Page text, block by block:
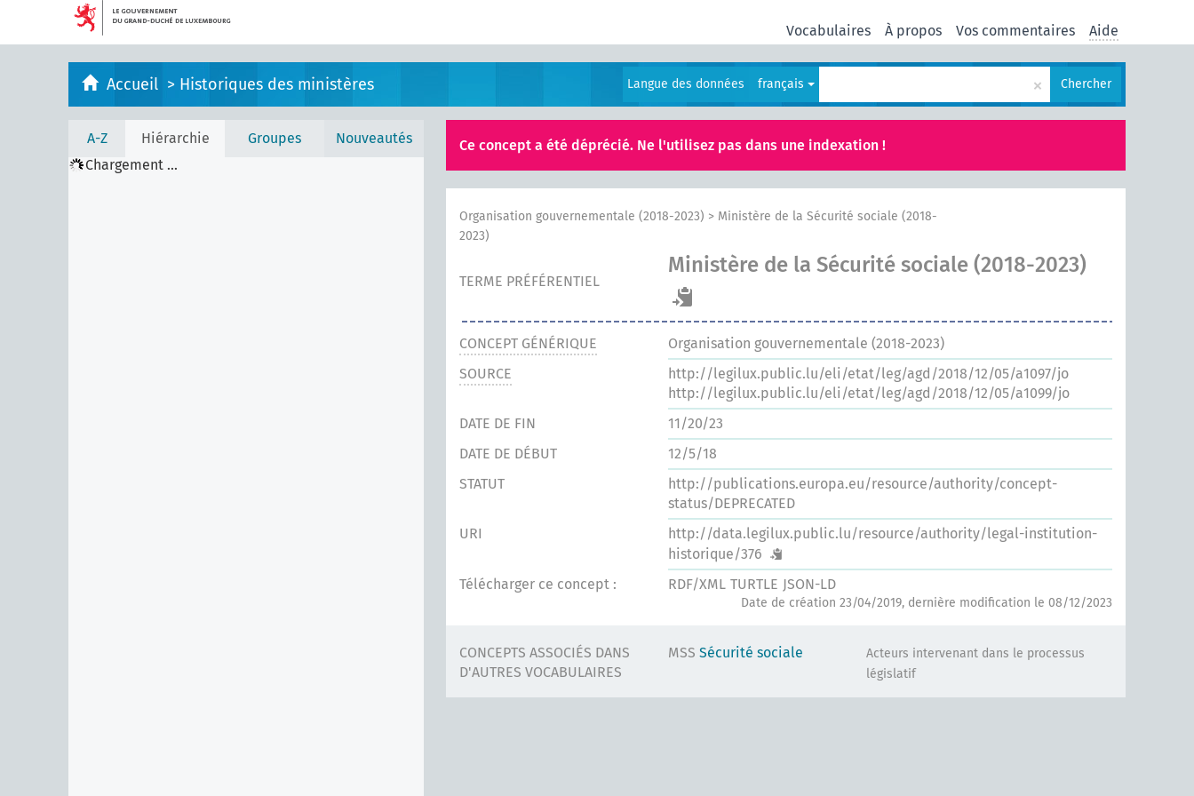
Vocabulaires À propos Vos commentaires Aide
Accueil > Historiques des ministères Langue des données français × Chercher
A-Z Hiérarchie Groupes
Nouveautés
Chargement ...
Ce concept a été déprécié. Ne l'utilisez pas dans une indexation !
Organisation gouvernementale (2018-2023) > Ministère de la Sécurité sociale (2018-
2023)
TERME PRÉFÉRENTIEL
Ministère de la Sécurité sociale (2018-2023)
CONCEPT GÉNÉRIQUE
Organisation gouvernementale (2018-2023)
SOURCE
http://legilux.public.lu/eli/etat/leg/agd/2018/12/05/a1097/jo
http://legilux.public.lu/eli/etat/leg/agd/2018/12/05/a1099/jo
DATE DE FIN
11/20/23
DATE DE DÉBUT
12/5/18
STATUT
http://publications.europa.eu/resource/authority/concept-
status/DEPRECATED
URI
http://data.legilux.public.lu/resource/authority/legal-institution-
historique/376
Télécharger ce concept :
RDF/XML TURTLE JSON-LD
Date de création 23/04/2019, dernière modification le 08/12/2023
CONCEPTS ASSOCIÉS DANS
D'AUTRES VOCABULAIRES
MSS Sécurité sociale
Acteurs intervenant dans le processus
législatif